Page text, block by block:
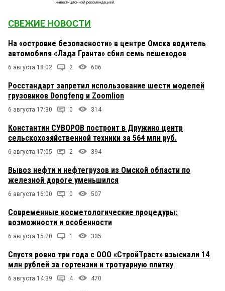
СВЕЖИЕ НОВОСТИ
На «островке безопасности» в центре Омска водитель
автомобиля «Лада Гранта» сбил семь пешеходов
6 августа 18:02 2 606
Росстандарт запретил использование шести моделей
грузовиков Dongfeng и Zoomlion
6 августа 17:30 0 314
Константин СУВОРОВ построит в Дружино центр
сельскохозяйственной техники за 564 млн руб.
6 августа 17:05 2 394
Вывоз нефти и нефтегрузов из Омской области по
железной дороге уменьшился
6 августа 16:00 0 507
Современные косметологические процедуры:
возможности и особенности
6 августа 15:20 1 335
Спустя ровно три года с ООО «СтройТраст» взыскали 14
млн рублей за гортензии и тротуарную плитку
6 августа 14:39 4 470